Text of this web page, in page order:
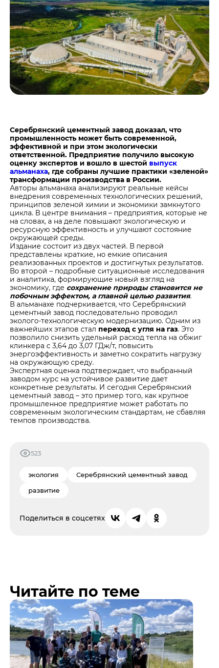
Серебрянский цементный завод доказал, что
промышленность может быть современной,
эффективной и при этом экологически
ответственной. Предприятие получило высокую
оценку экспертов и вошло в шестой выпуск
альманаха, где собраны лучшие практики «зеленой»
трансформации производства в России.
Авторы альманаха анализируют реальные кейсы
внедрения современных технологических решений,
принципов зеленой химии и экономики замкнутого
цикла. В центре внимания – предприятия, которые не
на словах, а на деле повышают экологическую и
ресурсную эффективность и улучшают состояние
окружающей среды.
Издание состоит из двух частей. В первой
представлены краткие, но емкие описания
реализованных проектов и достигнутых результатов.
Во второй – подробные ситуационные исследования
и аналитика, формирующие новый взгляд на
экономику, где сохранение природы становится не
побочным эффектом, а главной целью развития.
В альманахе подчеркивается, что Серебрянский
цементный завод последовательно проводил
эколого-технологическую модернизацию. Одним из
важнейших этапов стал переход с угля на газ. Это
позволило снизить удельный расход тепла на обжиг
клинкера с 3,64 до 3,07 ГДж/т, повысить
энергоэффективность и заметно сократить нагрузку
на окружающую среду.
Экспертная оценка подтверждает, что выбранный
заводом курс на устойчивое развитие дает
конкретные результаты. И сегодня Серебрянский
цементный завод – это пример того, как крупное
промышленное предприятие может работать по
современным экологическим стандартам, не сбавляя
темпов производства.
523
экология
Серебрянский цементный завод
развитие
Поделиться в соцсетях
Читайте по теме
Центры дистрибуции
Реализация ТМЦ и непрофильных активов
Политика в области закупок
В помощь поставщику
Не только цемент
Люди ЦЕМРОСа
Технологии и тренды
Издание для клиентов
Аналитика цементной отрасли
Медиабанк
Контакты
Контакты для СМИ
Служба доверия